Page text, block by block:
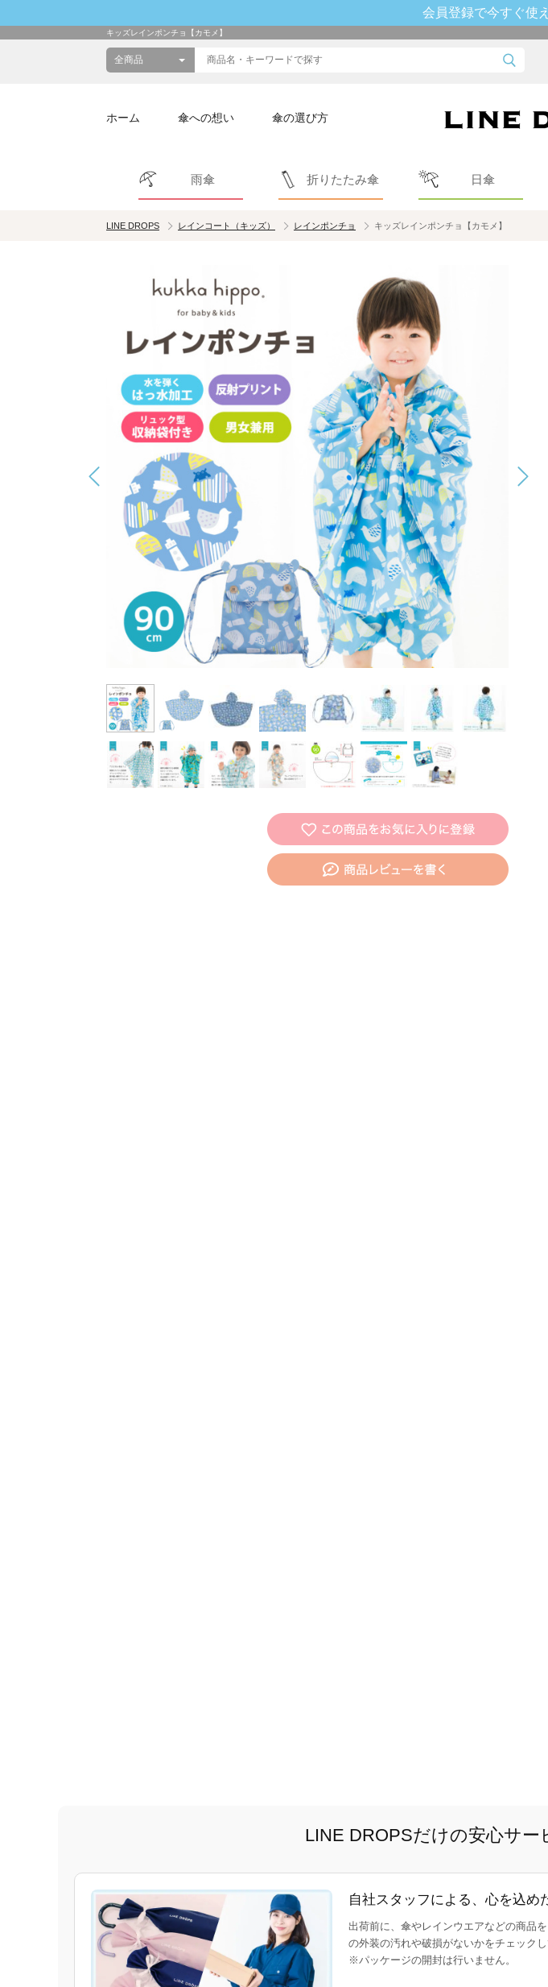
会員登録で今すぐ使
キッズレインポンチョ【カモメ】
ホーム 傘への想い 傘の選び方
雨傘 折りたたみ傘 日傘
LINE DROPS レインコート（キッズ） レインポンチョ キッズレインポンチョ【カモメ】
この商品の平均評価
LINE DROPSだけの安心サ
自社スタッフによる、心を込め
出荷前に、傘やレインウエアなどの商品を
の外装の汚れや破損がないかをチェックし
※パッケージの開封は行いません。